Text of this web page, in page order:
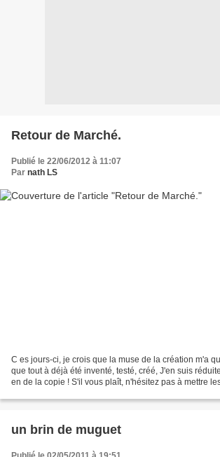
Retour de Marché.
Publié le 22/06/2012 à 11:07
Par nath LS
C es jours-ci, je crois que la muse de la création m'a
que tout à déjà été inventé, testé, créé, J'en suis
en de la copie ! S'il vous plaît, n'hésitez pas à mettre
un brin de muguet